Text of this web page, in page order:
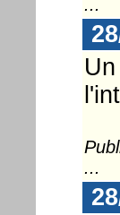
...
...